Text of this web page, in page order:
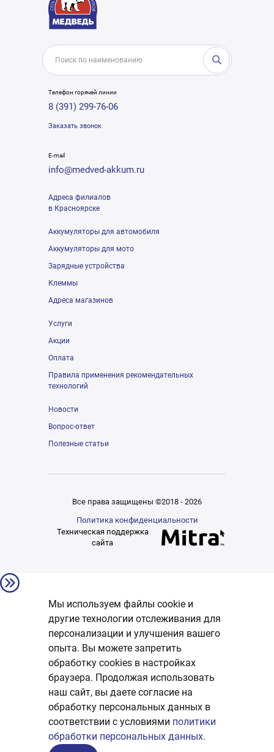
Телефон горячей линии
8 (391) 299-76-06
Заказать звонок
E-mail
info@medved-akkum.ru
Адреса филиалов
в Красноярске
Аккумуляторы для автомобиля
Аккумуляторы для мото
Зарядные устройства
Клеммы
Адреса магазинов
Услуги
Акции
Оплата
Правила применения рекомендательных
технологий
Новости
Вопрос-ответ
Полезные статьи
Все права защищены ©2018 - 2026
Политика конфиденциальности
Техническая поддержка
сайта
Мы используем файлы cookie и
другие технологии отслеживания для
персонализации и улучшения вашего
опыта. Вы можете запретить
обработку сookies в настройках
браузера. Продолжая использовать
наш сайт, вы даете согласие на
обработку персональных данных в
соответствии с условиями политики
обработки персональных данных.